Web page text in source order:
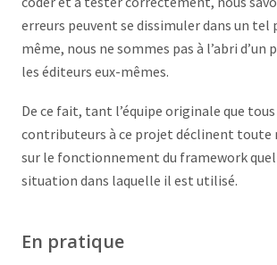
erreurs peuvent se dissimuler dans un tel
même, nous ne sommes pas à l’abri d’un
les éditeurs eux-mêmes.
De ce fait, tant l’équipe originale que
contributeurs à ce projet déclinent toute
sur le fonctionnement du framework
situation dans laquelle il est utilisé.
En pratique